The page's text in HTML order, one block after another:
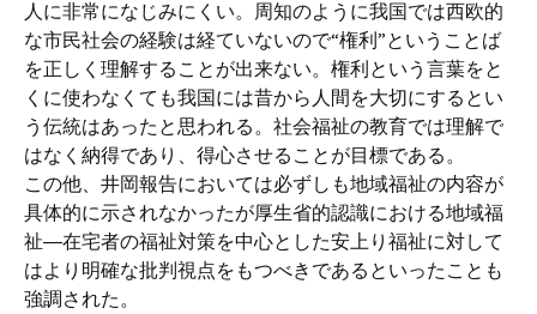
人に非常になじみにくい。周知のように我国では西欧的
な市民社会の経験は経ていないので“権利”ということば
を正しく理解することが出来ない。権利という言葉をと
くに使わなくても我国には昔から人間を大切にするとい
う伝統はあったと思われる。社会福祉の教育では理解で
はなく納得であり、得心させることが目標である。
この他、井岡報告においては必ずしも地域福祉の内容が
具体的に示されなかったが厚生省的認識における地域福
祉―在宅者の福祉対策を中心とした安上り福祉に対して
はより明確な批判視点をもつべきであるといったことも
強調された。